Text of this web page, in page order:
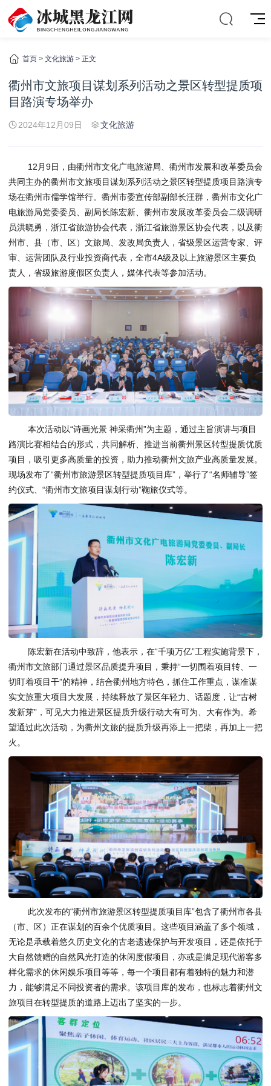
首页 > 文化旅游 > 正文
衢州市文旅项目谋划系列活动之景区转型提质项
目路演专场举办
2024年12月09日 文化旅游
12月9日，由衢州市文化广电旅游局、衢州市发展和改革委员会
共同主办的衢州市文旅项目谋划系列活动之景区转型提质项目路演专
场在衢州市儒学馆举行。衢州市委宣传部副部长汪群，衢州市文化广
电旅游局党委委员、副局长陈宏新、衢州市发展改革委员会二级调研
员洪晓勇，浙江省旅游协会代表，浙江省旅游景区协会代表，以及衢
州市、县（市、区）文旅局、发改局负责人，省级景区运营专家、评
审、运营团队及行业投资商代表，全市4A级及以上旅游景区主要负
责人，省级旅游度假区负责人，媒体代表等参加活动。
本次活动以“诗画光景 神采衢州”为主题，通过主旨演讲与项目
路演比赛相结合的形式，共同解析、推进当前衢州景区转型提质优质
项目，吸引更多高质量的投资，助力推动衢州文旅产业高质量发展。
现场发布了“衢州市旅游景区转型提质项目库”，举行了“名师辅导”签
约仪式、“衢州市文旅项目谋划行动”鞠旅仪式等。
陈宏新在活动中致辞，他表示，在“千项万亿”工程实施背景下，
衢州市文旅部门通过景区品质提升项目，秉持“一切围着项目转、一
切盯着项目干”的精神，结合衢州地方特色，抓住工作重点，谋准谋
实文旅重大项目大发展，持续释放了景区年轻力、话题度，让“古树
发新芽”，可见大力推进景区提质升级行动大有可为、大有作为。希
望通过此次活动，为衢州文旅的提质升级再添上一把柴，再加上一把
火。
此次发布的“衢州市旅游景区转型提质项目库”包含了衢州市各县
（市、区）正在谋划的百余个优质项目。这些项目涵盖了多个领域，
无论是承载着悠久历史文化的古老遗迹保护与开发项目，还是依托于
大自然馈赠的自然风光打造的休闲度假项目，亦或是满足现代游客多
样化需求的休闲娱乐项目等等，每一个项目都有着独特的魅力和潜
力，能够满足不同投资者的需求。该项目库的发布，也标志着衢州文
旅项目在转型提质的道路上迈出了坚实的一步。